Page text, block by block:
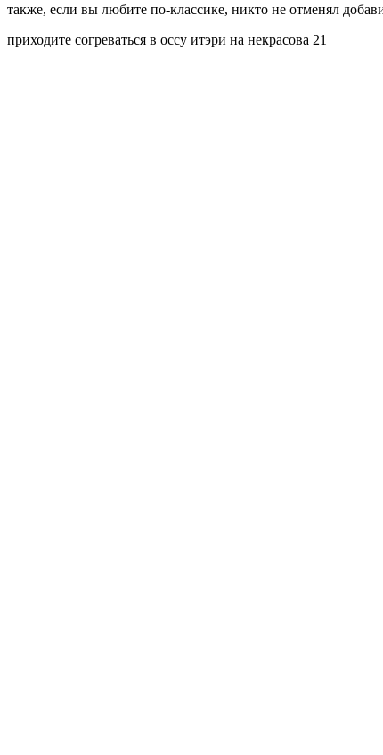
также, если вы любите по-классике, никто не отменял
приходите согреваться в оссу итэри на некрасова 21